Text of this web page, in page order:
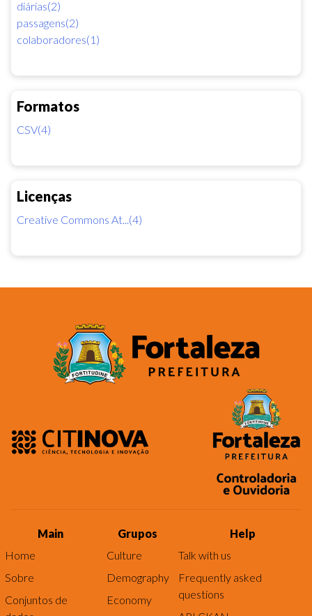
diárias(2)
passagens(2)
colaboradores(1)
Formatos
CSV(4)
Licenças
Creative Commons At...(4)
Main
Home
Sobre
Conjuntos de
Grupos
Culture
Demography
Economy
Help
Talk with us
Frequently asked
questions